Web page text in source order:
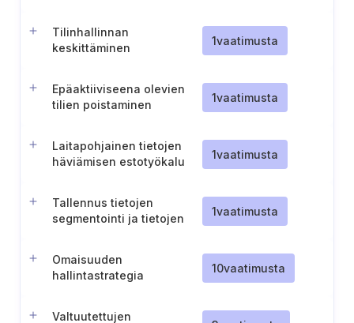
Tilinhallinnan
keskittäminen
1vaatimusta
Epäaktiiviseena olevien
tilien poistaminen
1vaatimusta
Laitapohjainen tietojen
häviämisen estotyökalu
1vaatimusta
Tallennus tietojen
segmentointi ja tietojen
perusteella
1vaatimusta
Omaisuuden
hallintastrategia
10vaatimusta
Valtuutettujen